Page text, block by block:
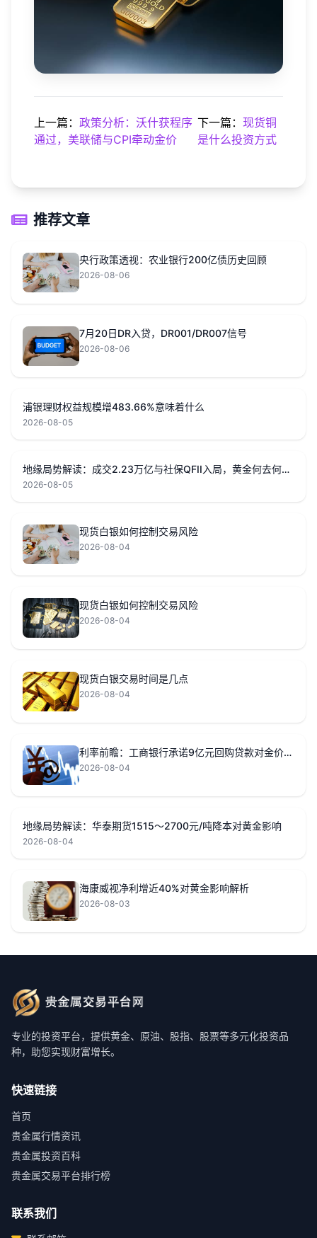
上一篇： 政策分析：沃什获程序
通过，美联储与CPI牵动金价
下一篇： 现货铜
是什么投资方式
推荐文章
央行政策透视：农业银行200亿债历史回顾
2026-08-06
7月20日DR入贷，DR001/DR007信号
2026-08-06
浦银理财权益规模增483.66%意味着什么
2026-08-05
地缘局势解读：成交2.23万亿与社保QFII入局，黄金何去何从？
2026-08-05
现货白银如何控制交易风险
2026-08-04
现货白银如何控制交易风险
2026-08-04
现货白银交易时间是几点
2026-08-04
利率前瞻：工商银行承诺9亿元回购贷款对金价影响
2026-08-04
地缘局势解读：华泰期货1515〜2700元/吨降本对黄金影响
2026-08-04
海康威视净利增近40%对黄金影响解析
2026-08-03
专业的投资平台，提供黄金、原油、股指、股票等多元化投资品
种，助您实现财富增长。
快速链接
首页
贵金属行情资讯
贵金属投资百科
贵金属交易平台排行榜
联系我们